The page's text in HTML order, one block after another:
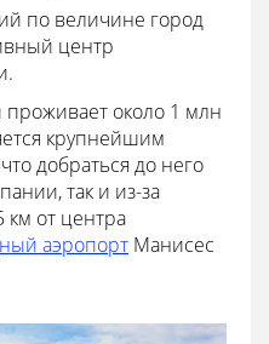
по величине город
центр
около 1 млн
крупнейшим
добраться до него
так и из-за
км от центра
аэропорт Манисес